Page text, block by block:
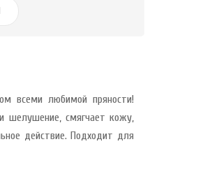
всеми любимой пряности!
шелушение, смягчает кожу,
действие. Подходит для